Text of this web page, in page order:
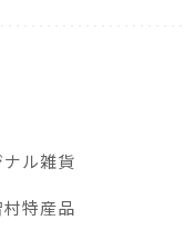
ル雑貨
特産品